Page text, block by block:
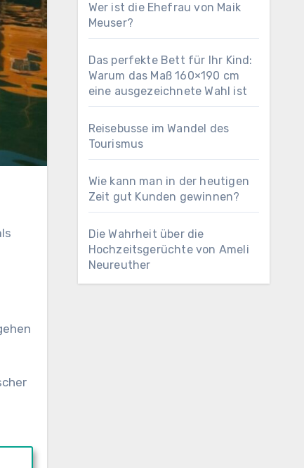
Wer ist die Ehefrau von Maik
Meuser?
Das perfekte Bett für Ihr Kind:
Warum das Maß 160×190 cm
eine ausgezeichnete Wahl ist
Reisebusse im Wandel des
Tourismus
Wie kann man in der heutigen
Zeit gut Kunden gewinnen?
Die Wahrheit über die
Hochzeitsgerüchte von Ameli
Neureuther